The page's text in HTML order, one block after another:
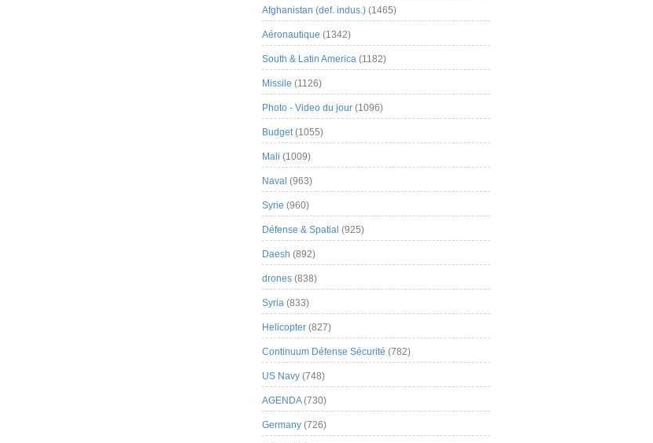
Afghanistan (def. indus.) (1465)
Aéronautique (1342)
South & Latin America (1182)
Missile (1126)
Photo - Video du jour (1096)
Budget(1055)
Mali (1009)
Naval (963)
Syrie (960)
Défense & Spatial (925)
Daesh (892)
drones (838)
Syria (833)
Helicopter (827)
Continuum Défense Sécurité (782)
US Navy (748)
AGENDA(730)
Germany (726)